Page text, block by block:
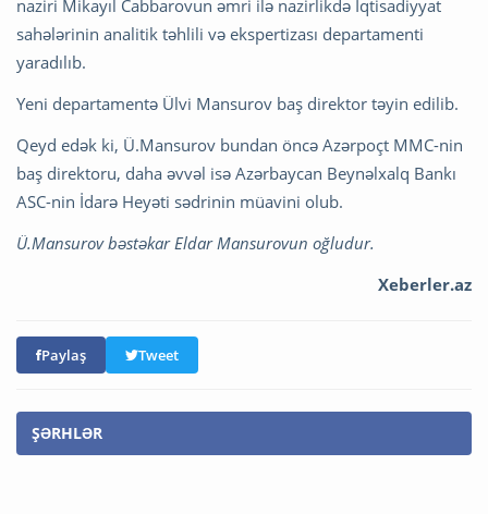
naziri Mikayıl Cabbarovun əmri ilə nazirlikdə İqtisadiyyat
sahələrinin analitik təhlili və ekspertizası departamenti
yaradılıb.
Yeni departamentə Ülvi Mansurov baş direktor təyin edilib.
Qeyd edək ki, Ü.Mansurov bundan öncə Azərpoçt MMC-nin
baş direktoru, daha əvvəl isə Azərbaycan Beynəlxalq Bankı
ASC-nin İdarə Heyəti sədrinin müavini olub.
Ü.Mansurov bəstəkar Eldar Mansurovun oğludur.
Xeberler.az
Paylaş Tweet
ŞƏRHLƏR